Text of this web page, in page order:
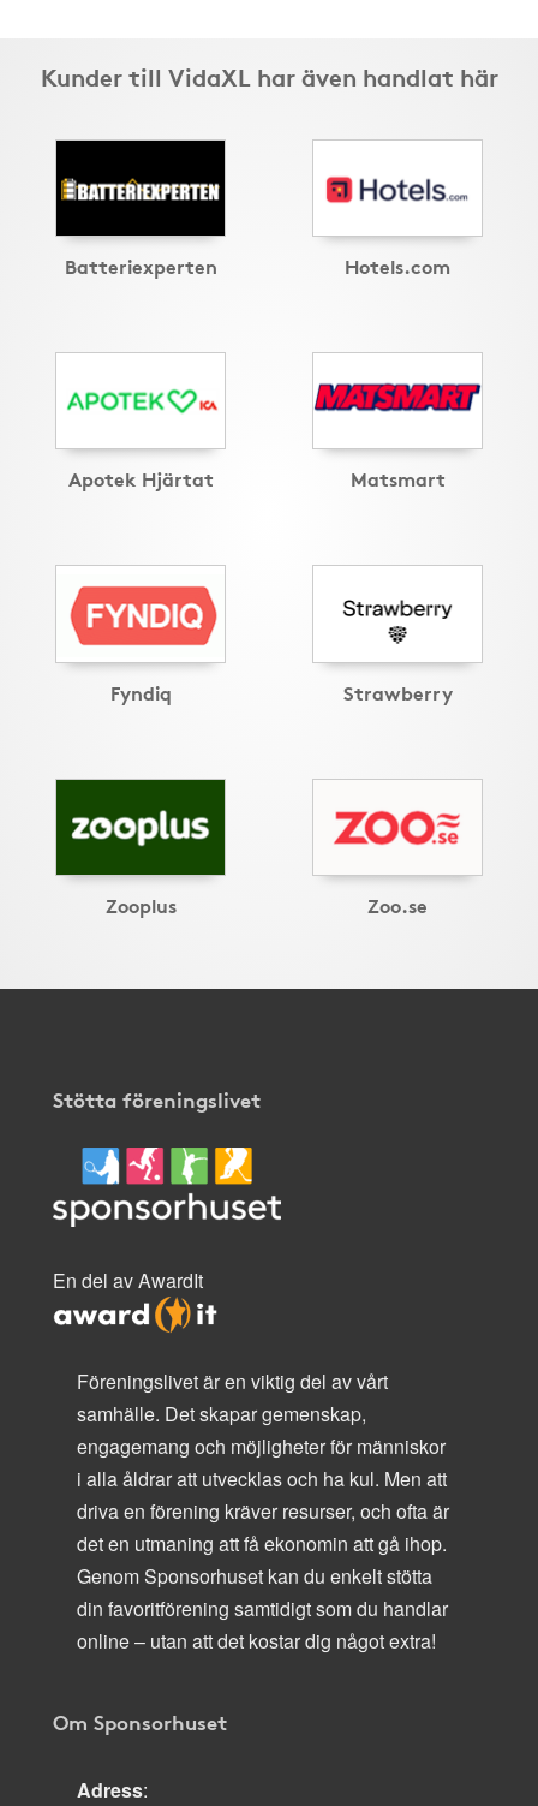
Kunder till VidaXL har även handlat här
Batteriexperten Hotels.com
Apotek Hjärtat Matsmart
Fyndiq Strawberry
Zooplus Zoo.se
Stötta föreningslivet
En del av AwardIt
Föreningslivet är en viktig del av vårt
samhälle. Det skapar gemenskap,
engagemang och möjligheter för människor
i alla åldrar att utvecklas och ha kul. Men att
driva en förening kräver resurser, och ofta är
det en utmaning att få ekonomin att gå ihop.
Genom Sponsorhuset kan du enkelt stötta
din favoritförening samtidigt som du handlar
online – utan att det kostar dig något extra!
Om Sponsorhuset
Adress: